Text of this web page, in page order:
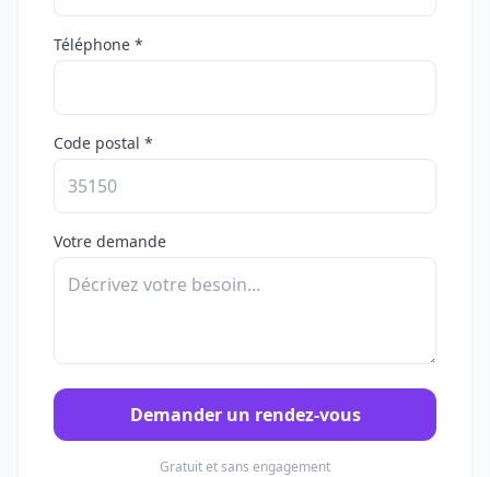
Téléphone *
Code postal *
Votre demande
Demander un rendez-vous
Gratuit et sans engagement